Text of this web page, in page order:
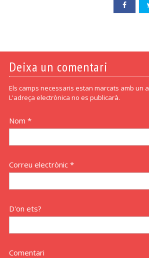
Deixa un comentari
Els camps necessaris estan marcats amb un
L'adreça electrònica no es publicarà.
Nom *
Correu electrònic *
D'on ets?
Comentari